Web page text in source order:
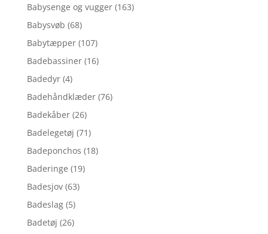
Babysenge og vugger (163)
Babysvøb (68)
Babytæpper (107)
Badebassiner (16)
Badedyr (4)
Badehåndklæder (76)
Badekåber (26)
Badelegetøj (71)
Badeponchos (18)
Baderinge (19)
Badesjov (63)
Badeslag (5)
Badetøj (26)